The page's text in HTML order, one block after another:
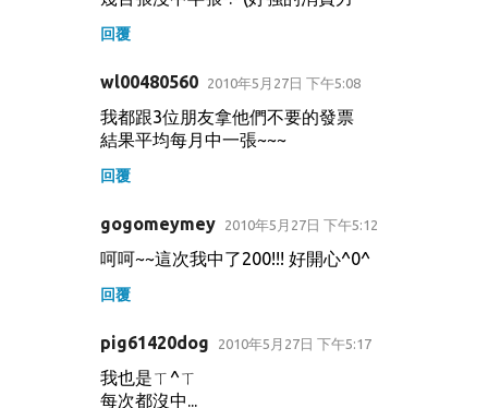
回覆
wl00480560 2010年5月27日 下午5:08
我都跟3位朋友拿他們不要的發票
結果平均每月中一張~~~
回覆
gogomeymey 2010年5月27日 下午5:12
呵呵~~這次我中了200!!! 好開心^0^
回覆
pig61420dog 2010年5月27日 下午5:17
我也是ㄒ^ㄒ
每次都沒中...